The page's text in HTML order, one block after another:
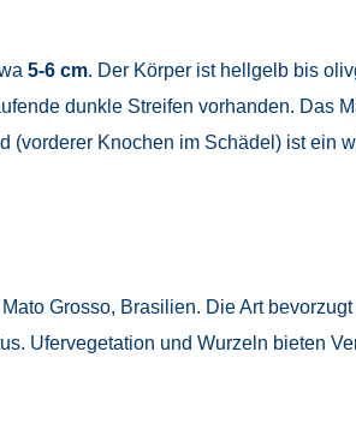
5-6 cm. Der Körper ist hellgelb bis
dunkle Streifen vorhanden. Das
(vorderer Knochen im Schädel) ist ein
Grosso, Brasilien. Die Art
Ufervegetation und Wurzeln bieten